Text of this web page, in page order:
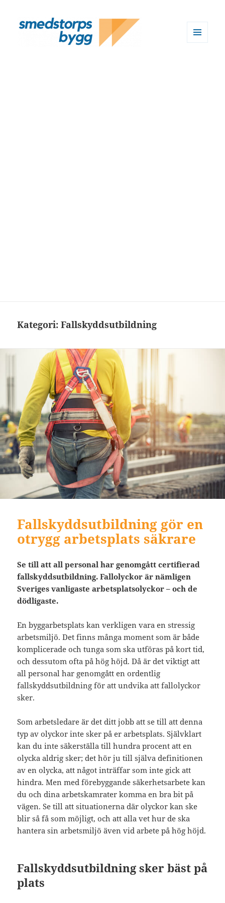
Kategori:Fallskyddsutbildning
Fallskyddsutbildning gör en
otrygg arbetsplats säkrare
Se till att all personal har genomgått certifierad
fallskyddsutbildning. Fallolyckor är nämligen
Sveriges vanligaste arbetsplatsolyckor – och de
dödligaste.
En byggarbetsplats kan verkligen vara en stressig
arbetsmiljö. Det finns många moment som är både
komplicerade och tunga som ska utföras på kort tid,
och dessutom ofta på hög höjd. Då är det viktigt att
all personal har genomgått en ordentlig
fallskyddsutbildning för att undvika att fallolyckor
sker.
Som arbetsledare är det ditt jobb att se till att denna
typ av olyckor inte sker på er arbetsplats. Självklart
kan du inte säkerställa till hundra procent att en
olycka aldrig sker; det hör ju till själva definitionen
av en olycka, att något inträffar som inte gick att
hindra. Men med förebyggande säkerhetsarbete kan
du och dina arbetskamrater komma en bra bit på
vägen. Se till att situationerna där olyckor kan ske
blir så få som möjligt, och att alla vet hur de ska
hantera sin arbetsmiljö även vid arbete på hög höjd.
Fallskyddsutbildning sker bäst på
plats